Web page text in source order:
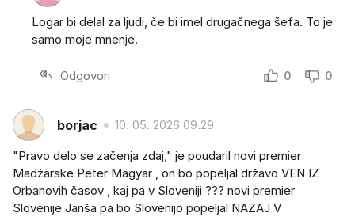
Logar bi delal za ljudi, če bi imel drugačnega šefa. To je
samo moje mnenje.
Odgovori 0 0
borjac 10. 05. 2026 09.29
"Pravo delo se začenja zdaj," je poudaril novi premier
Madžarske Peter Magyar , on bo popeljal državo VEN IZ
Orbanovih časov , kaj pa v Sloveniji ??? novi premier
Slovenije Janša pa bo Slovenijo popeljal NAZAJ V